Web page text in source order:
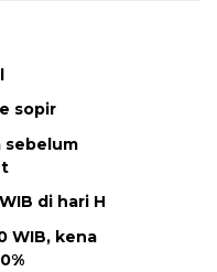
sopir
sebelum
di hari H
WIB, kena